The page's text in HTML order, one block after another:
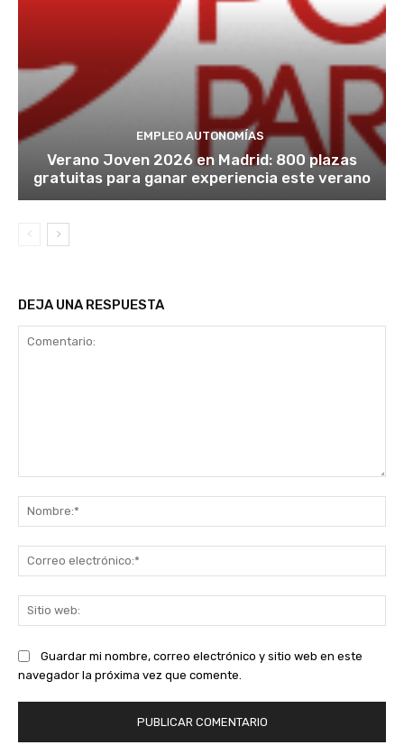
EMPLEO AUTONOMÍAS
Verano Joven 2026 en Madrid: 800 plazas
gratuitas para ganar experiencia este verano
DEJA UNA RESPUESTA
Guardar mi nombre, correo electrónico y sitio web en este
navegador la próxima vez que comente.